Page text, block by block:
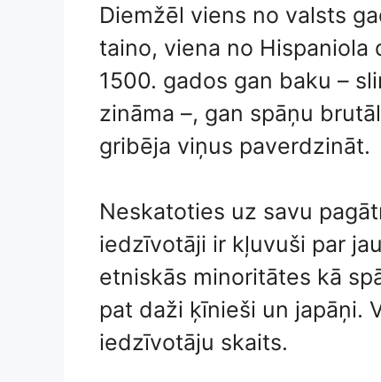
Diemžēl viens no valsts
taino, viena no Hispaniola
1500. gados gan baku –
zināma –, gan spāņu
gribēja viņus paverdzināt.
Neskatoties uz savu
iedzīvotāji ir kļuvuši par
etniskās minoritātes kā
pat daži ķīnieši un japāņi.
iedzīvotāju skaits.